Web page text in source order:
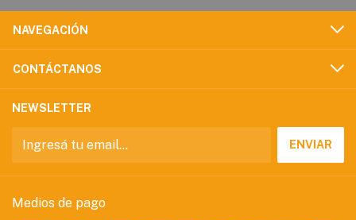
NAVEGACIÓN
CONTÁCTANOS
NEWSLETTER
Medios de pago